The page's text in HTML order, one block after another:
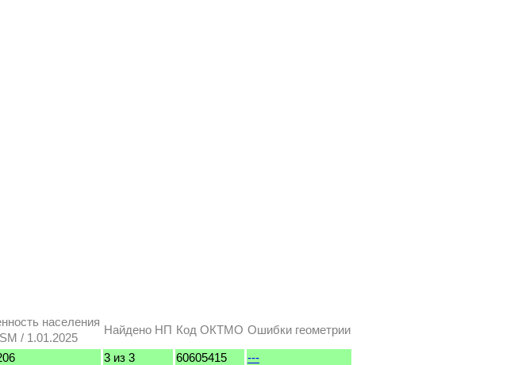
населения
/ 1.01.2025
Найдено НП Код ОКТМО Ошибки геометрии
3 из 3 60605415
---